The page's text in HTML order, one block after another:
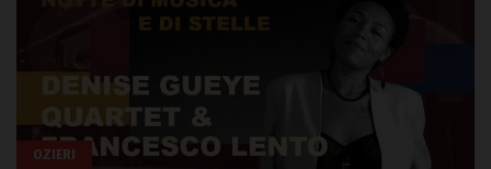
OZIERI